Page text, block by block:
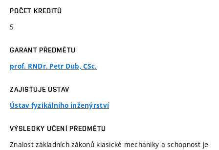
POČET KREDITŮ
5
GARANT PŘEDMĚTU
prof. RNDr. Petr Dub, CSc.
ZAJIŠŤUJE ÚSTAV
Ústav fyzikálního inženýrství
VÝSLEDKY UČENÍ PŘEDMĚTU
Znalost základních zákonů klasické mechaniky a schopnost je